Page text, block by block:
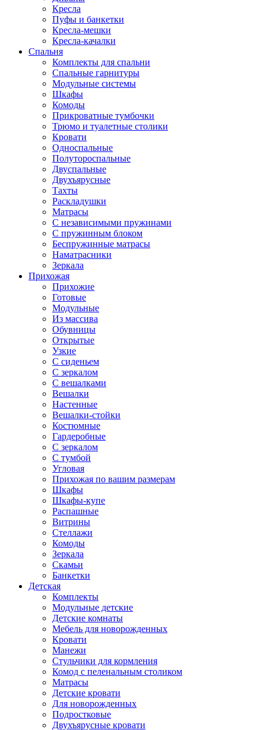
Кресла
Пуфы и банкетки
Кресла-мешки
Кресла-качалки
Спальня
Комплекты для спальни
Спальные гарнитуры
Модульные системы
Шкафы
Комоды
Прикроватные тумбочки
Трюмо и туалетные столики
Кровати
Односпальные
Полутороспальные
Двуспальные
Двухъярусные
Тахты
Раскладушки
Матрасы
С независимыми пружинами
С пружинным блоком
Беспружинные матрасы
Наматрасники
Зеркала
Прихожая
Прихожие
Готовые
Модульные
Из массива
Обувницы
Открытые
Узкие
С сиденьем
С зеркалом
С вешалками
Вешалки
Настенные
Вешалки-стойки
Костюмные
Гардеробные
С зеркалом
С тумбой
Угловая
Прихожая по вашим размерам
Шкафы
Шкафы-купе
Распашные
Витрины
Стеллажи
Комоды
Зеркала
Скамьи
Банкетки
Детская
Комплекты
Модульные детские
Детские комнаты
Мебель для новорожденных
Кровати
Манежи
Стульчики для кормления
Комод с пеленальным столиком
Матрасы
Детские кровати
Для новорожденных
Подростковые
Двухъярусные кровати